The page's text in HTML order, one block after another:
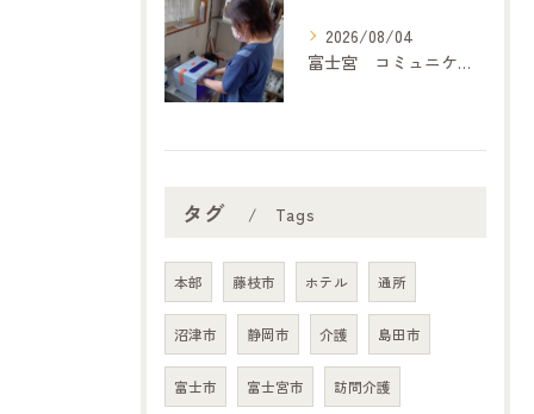
2026/08/04
富士宮 コミュニケーション
タグ Tags
本部 藤枝市 ホテル 通所
沼津市 静岡市 介護 島田市
富士市 富士宮市 訪問介護